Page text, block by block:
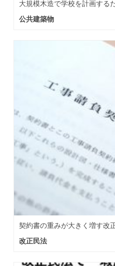
大規模木造で学校を計画する
公共建築物
契約書の重みが大きく増す改
改正民法